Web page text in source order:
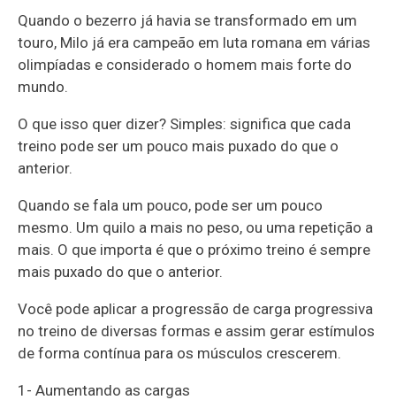
Quando o bezerro já havia se transformado em um
touro, Milo já era campeão em luta romana em várias
olimpíadas e considerado o homem mais forte do
mundo.
O que isso quer dizer? Simples: significa que cada
treino pode ser um pouco mais puxado do que o
anterior.
Quando se fala um pouco, pode ser um pouco
mesmo. Um quilo a mais no peso, ou uma repetição a
mais. O que importa é que o próximo treino é sempre
mais puxado do que o anterior.
Você pode aplicar a progressão de carga progressiva
no treino de diversas formas e assim gerar estímulos
de forma contínua para os músculos crescerem.
1- Aumentando as cargas